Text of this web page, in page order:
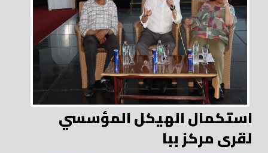
استكمال الهيكل المؤسسي
لقرى مركز ببا